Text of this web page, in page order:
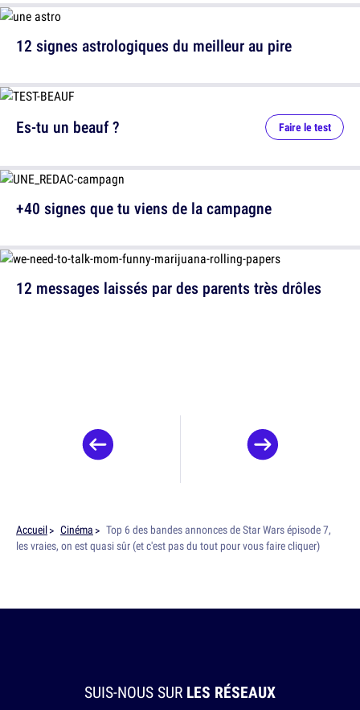
12 signes astrologiques du meilleur au pire
12 messages laissés par des parents très drôles
Es-tu un beauf ? Faire le test
+40 signes que tu viens de la campagne
Accueil Cinéma
Top 6 des bandes annonces de Star Wars épisode 7,
les vraies, on est quasi sûr (et c'est pas du tout pour vous faire cliquer)
SUIS-NOUS SUR LES RÉSEAUX